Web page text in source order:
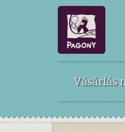
Vásárlás